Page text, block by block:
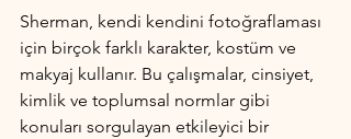
Sherman, kendi kendini fotoğraflaması
için birçok farklı karakter, kostüm ve
makyaj kullanır. Bu çalışmalar, cinsiyet,
kimlik ve toplumsal normlar gibi
konuları sorgulayan etkileyici bir